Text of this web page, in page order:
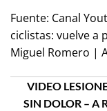
Fuente: Canal
ciclistas: vuelve a
Miguel Romero |
VIDEO
SIN DOLOR – A